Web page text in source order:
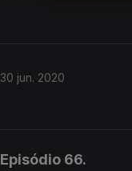
30 jun. 2020
Episódio 66.